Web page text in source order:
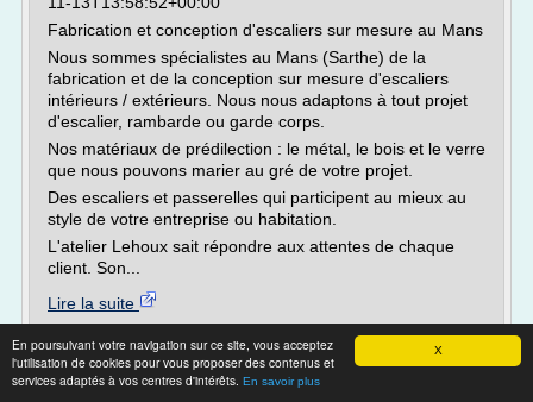
X
En poursuivant votre navigation sur ce site, vous acceptez
l'utilisation de cookies pour vous proposer des contenus et
services adaptés à vos centres d'intérêts. En savoir plus
Fabrication et conception d'escaliers sur mesure au Mans
Nous sommes spécialistes au Mans (Sarthe) de la
fabrication et de la conception sur mesure d'escaliers
intérieurs / extérieurs. Nous nous adaptons à tout projet
d'escalier, rambarde ou garde corps.
Nos matériaux de prédilection : le métal, le bois et le verre
que nous pouvons marier au gré de votre projet.
Des escaliers et passerelles qui participent au mieux au
style de votre entreprise ou habitation.
L'atelier Lehoux sait répondre aux attentes de chaque
client. Son...
Lire la suite
Site :http://auserrurierlehoux.fr
Thèmes liés :escalier quart tournant metal bois